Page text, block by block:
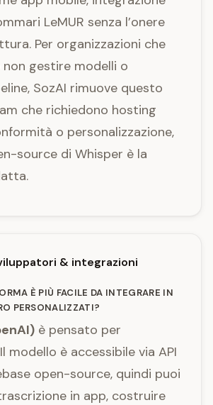
LeMUR senza l’onere
Per organizzazioni che
gestire modelli o
SozAI rimuove questo
che richiedono hosting
o personalizzazione,
source di Whisper è la
& integrazioni
È PIÙ FACILE DA INTEGRARE IN
PERSONALIZZATI?
è pensato per
modello è accessibile via API
open-source, quindi puoi
in app, costruire